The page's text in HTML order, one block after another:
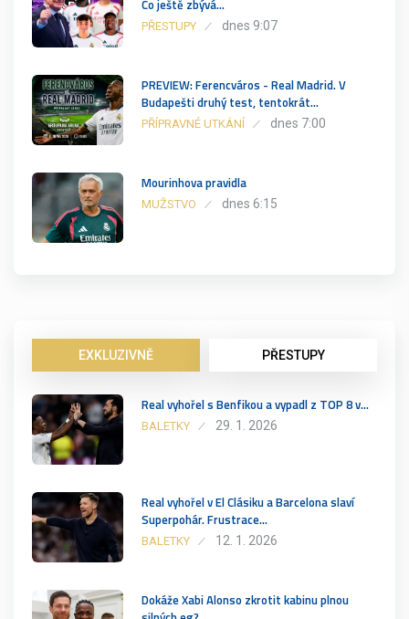
Co ještě zbývá…
PŘESTUPY dnes 9:07
PREVIEW: Ferencváros - Real Madrid. V
Budapešti druhý test, tentokrát…
PŘÍPRAVNÉ UTKÁNÍ dnes 7:00
Mourinhova pravidla
MUŽSTVO dnes 6:15
EXKLUZIVNĚ PŘESTUPY
Real vyhořel s Benfikou a vypadl z TOP 8 v…
BALETKY 29. 1. 2026
Real vyhořel v El Clásiku a Barcelona slaví
Superpohár. Frustrace…
BALETKY 12. 1. 2026
Dokáže Xabi Alonso zkrotit kabinu plnou